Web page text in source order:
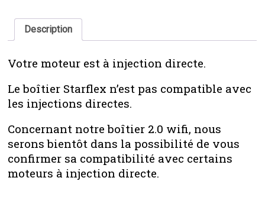
Description
Votre moteur est à injection directe.
Le boîtier Starflex n’est pas compatible avec
les injections directes.
Concernant notre boîtier 2.0 wifi, nous
serons bientôt dans la possibilité de vous
confirmer sa compatibilité avec certains
moteurs à injection directe.